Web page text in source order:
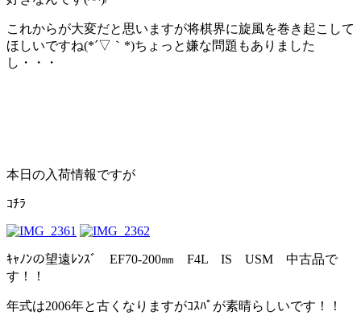
これからが大変だと思いますが将棋界に旋風を巻き起こして
ほしいですね(*´▽｀*)ちょっと嫌な問題もありました
し・・・
本日の入荷情報ですが
ｺﾁﾗ
ｷｬﾉﾝの望遠ﾚﾝｽﾞ EF70-200㎜ F4L IS USM 中古品で
す！！
年式は2006年と古くなりますがｺｽﾊﾟが素晴らしいです！！